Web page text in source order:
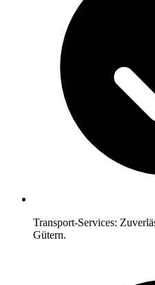
Transport-Services:
Gütern.